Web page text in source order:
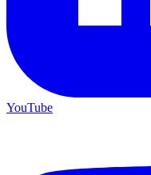
YouTube